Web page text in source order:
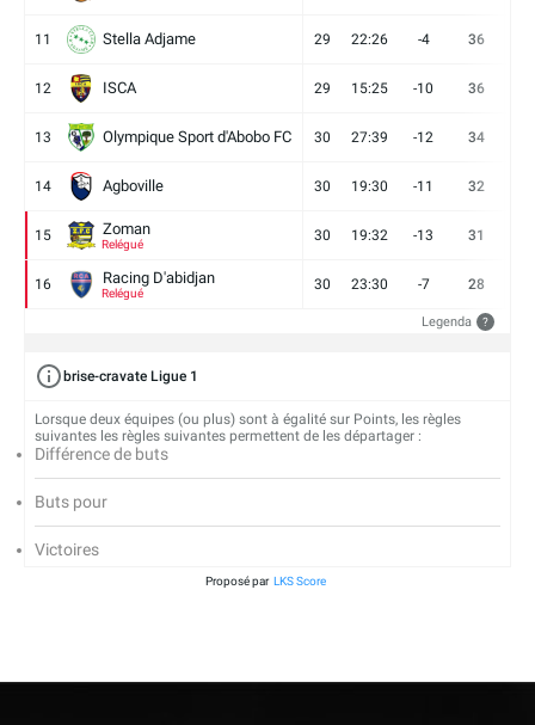
11 Stella Adjame 29 22:26 -4 36
12 ISCA 29 15:25 -10 36
13 Olympique Sport d'Abobo FC 30 27:39 -12 34
14 Agboville 30 19:30 -11 32
15 Zoman
Relégué
30 19:32 -13 31
16 Racing D'abidjan
Relégué
30 23:30 -7 28
Legenda ?
brise-cravate Ligue 1
Lorsque deux équipes (ou plus) sont à égalité sur Points, les règles
suivantes les règles suivantes permettent de les départager :
Différence de buts
Buts pour
Victoires
Proposé par LKS Score